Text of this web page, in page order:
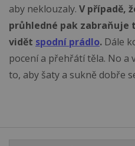
aby neklouzaly. V případě,
průhledné pak zabraňuje
vidět spodní prádlo. Dále
pocení a přehřátí těla. No a
to, aby šaty a sukně dobře